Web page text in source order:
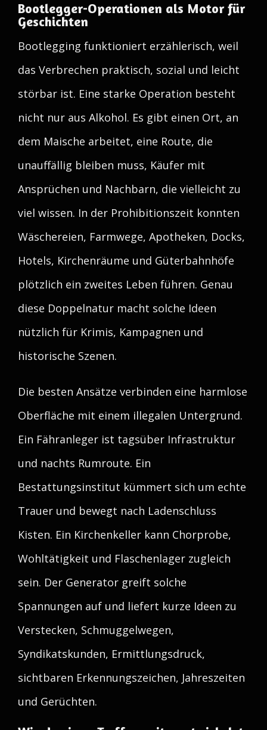
Bootlegger-Operationen als Motor für
Geschichten
Bootlegging funktioniert erzählerisch, weil
das Verbrechen praktisch, sozial und leicht
störbar ist. Eine starke Operation besteht
nicht nur aus Alkohol. Es gibt einen Ort, an
dem Maische arbeitet, eine Route, die
unauffällig bleiben muss, Käufer mit
Ansprüchen und Nachbarn, die vielleicht zu
viel wissen. In der Prohibitionszeit konnten
Wäschereien, Farmwege, Apotheken, Docks,
Hotels, Kirchenräume und Güterbahnhöfe
plötzlich ein zweites Leben führen. Genau
diese Doppelnatur macht solche Ideen
nützlich für Krimis, Kampagnen und
historische Szenen.
Die besten Ansätze verbinden eine harmlose
Oberfläche mit einem illegalen Untergrund.
Ein Fähranleger ist tagsüber Infrastruktur
und nachts Rumroute. Ein
Bestattungsinstitut kümmert sich um echte
Trauer und bewegt nach Ladenschluss
Kisten. Ein Kirchenkeller kann Chorprobe,
Wohltätigkeit und Flaschenlager zugleich
sein. Der Generator greift solche
Spannungen auf und liefert kurze Ideen zu
Verstecken, Schmuggelwegen,
Syndikatskunden, Ermittlungsdruck,
sichtbaren Erkennungszeichen, Jahreszeiten
und Gerüchten.